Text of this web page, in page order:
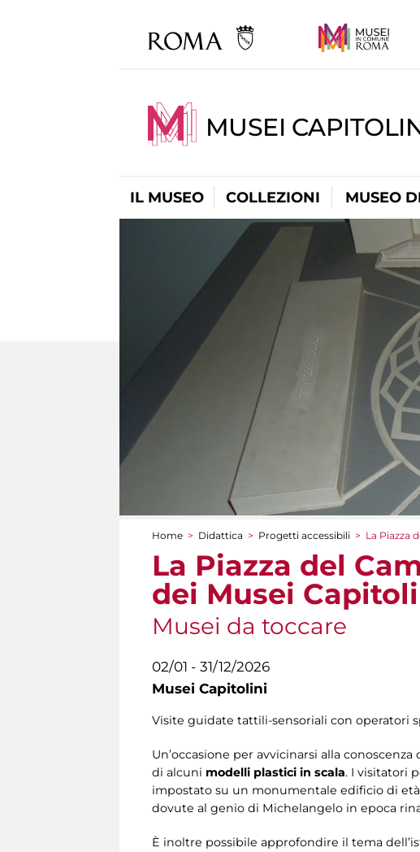
MUSEI
IL MUSEO COLLEZIONI MUSEO
Tu sei qui
Home > Didattica > Progetti accessibili > La Piazza
La Piazza del
dei Musei
Musei da toccare
02/01 - 31/12/2026
Musei Capitolini
Visite guidate tattili-sensoriali con operatori
Un’occasione per avvicinarsi alla
di alcuni modelli plastici in scala. I visitatori
impostato su un monumentale edificio di
dovute al genio di Michelangelo in epoca
È inoltre possibile approfondire il tema